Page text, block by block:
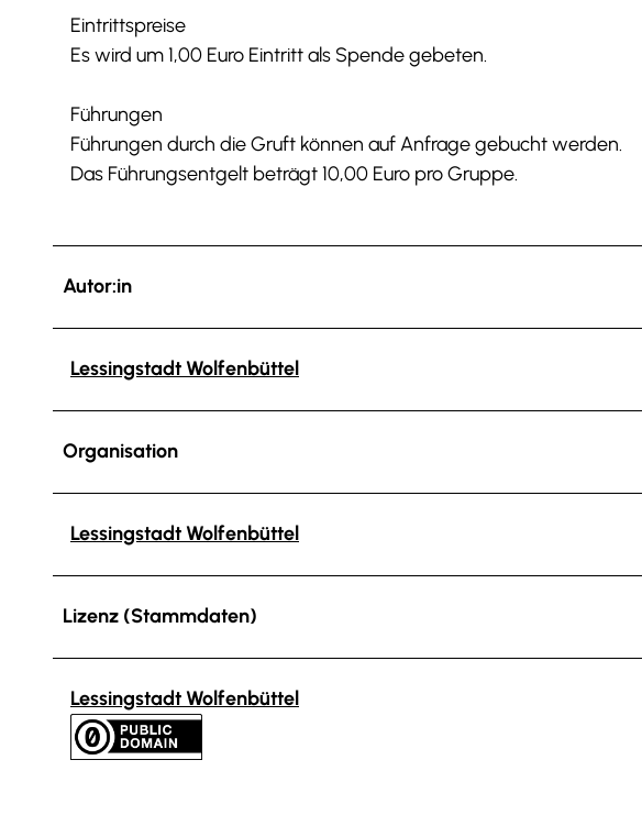
Eintrittspreise
Es wird um 1,00 Euro Eintritt als Spende gebeten.
Führungen
Führungen durch die Gruft können auf Anfrage gebucht werden.
Das Führungsentgelt beträgt 10,00 Euro pro Gruppe.
Autor:in
Lessingstadt Wolfenbüttel
Organisation
Lessingstadt Wolfenbüttel
Lizenz (Stammdaten)
Lessingstadt Wolfenbüttel